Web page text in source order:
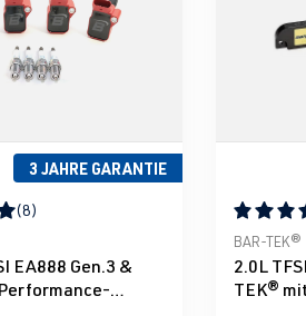
3 JAHRE GARANTIE
Bewertung von 5 von 5 Sternen
(8)
EA888 Gen.3 &
BAR-TEK®
2.0L
TEK®